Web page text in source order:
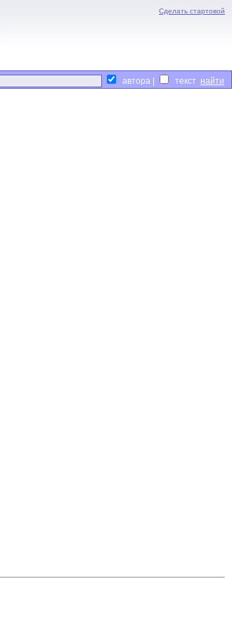
Сделать стартовой
автора | текст